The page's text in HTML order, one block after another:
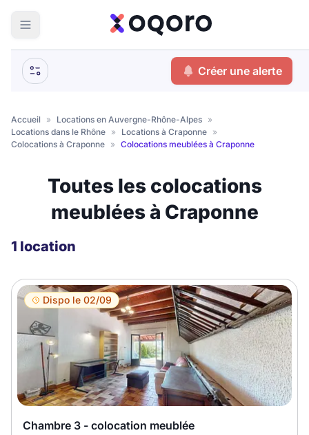
Votre
Que recherchez-vous ?
Coliving
Meublé ?
Meublé Non meublé
Montant du loyer
€
recherche
Créer une alerte
Accueil » Locations en Auvergne-Rhône-Alpes »
Locations dans le Rhône » Locations à Craponne »
Colocations à Craponne » Colocations meublées à Craponne
Toutes les colocations
meublées à Craponne
1 location
Dispo le 02/09
Chambre 3 - colocation meublée